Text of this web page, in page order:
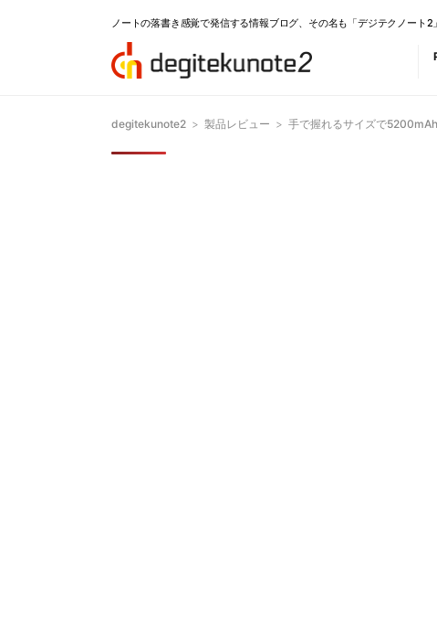
ノートの落書き感覚で発信する情報ブログ、その名も「デジテクノート
degitekunote2 > 製品レビュー > 手で握れるサイズで